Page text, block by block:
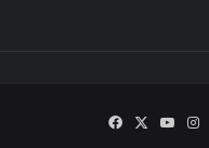
Facebook